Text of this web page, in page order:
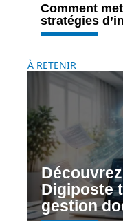
Comment
stratégies
À RETENIR
Digiposte
gestion